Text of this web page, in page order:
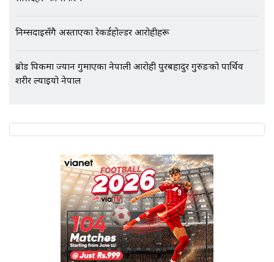
निम्सदाइसँगै अस्ताएका रेकर्डहोल्डर आरोहीहरू
ब्रोड पिकमा ज्यान गुमाएका नेपाली आरोही पुरबहादुर गुरुङको पार्थिव
शरीर ल्याइयो नेपाल